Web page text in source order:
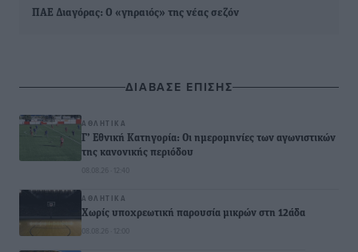
ΠΑΕ Διαγόρας: Ο «γηραιός» της νέας σεζόν
ΔΙΑΒΑΣΕ ΕΠΙΣΗΣ
ΑΘΛΗΤΙΚΆ
Γ’ Εθνική Κατηγορία: Οι ημερομηνίες των αγωνιστικών
της κανονικής περιόδου
08.08.26 · 12:40
ΑΘΛΗΤΙΚΆ
Χωρίς υποχρεωτική παρουσία μικρών στη 12άδα
08.08.26 · 12:00